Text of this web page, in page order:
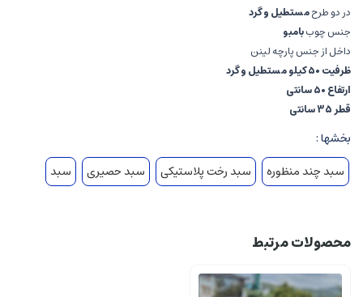
در دو طرحمستطیل و گرد
جنس چوببامبو
داخل از جنس پارچه لینن
ظرفیت ۵۰ کیلو مستطیل و گرد
ارتفاع ۵۰ سانتی
قطر 35 سانتی
بخشها :
سبد چند منظوره
سبد رخت پلاستیکی سبد حصیری سبد
محصولات مرتبط